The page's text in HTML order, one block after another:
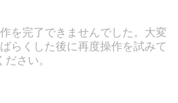
を完了できませんでした。大変
らくした後に再度操作を試みて
ださい。